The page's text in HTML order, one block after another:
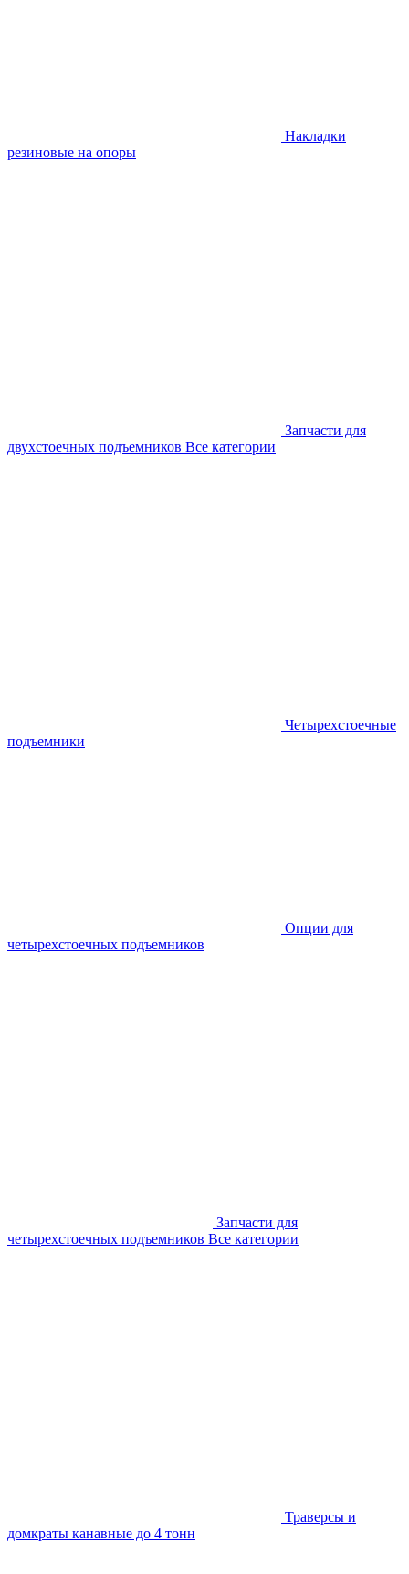
Накладки
резиновые на опоры
Запчасти для
двухстоечных подъемников Все категории
Четырехстоечные
подъемники
Опции для
четырехстоечных подъемников
Запчасти для
четырехстоечных подъемников Все категории
Траверсы и
домкраты канавные до 4 тонн